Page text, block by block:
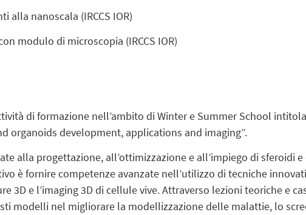
nanoscala (IRCCS IOR)
modulo di microscopia (IRCCS IOR)
di formazione nell’ambito di Winter e Summer School
organoids development, applications and imaging”.
alla progettazione, all’ottimizzazione e all’impiego di sferoidi
è fornire competenze avanzate nell’utilizzo di tecniche
3D e l’imaging 3D di cellule vive. Attraverso lezioni teoriche e
modelli nel migliorare la modellizzazione delle malattie, lo